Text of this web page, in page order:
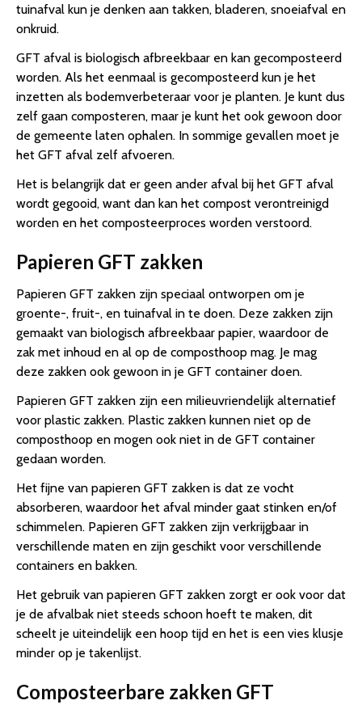
tuinafval kun je denken aan takken, bladeren, snoeiafval en
onkruid.
GFT afval is biologisch afbreekbaar en kan gecomposteerd
worden. Als het eenmaal is gecomposteerd kun je het
inzetten als bodemverbeteraar voor je planten. Je kunt dus
zelf gaan composteren, maar je kunt het ook gewoon door
de gemeente laten ophalen. In sommige gevallen moet je
het GFT afval zelf afvoeren.
Het is belangrijk dat er geen ander afval bij het GFT afval
wordt gegooid, want dan kan het compost verontreinigd
worden en het composteerproces worden verstoord.
Papieren GFT zakken
Papieren GFT zakken zijn speciaal ontworpen om je
groente-, fruit-, en tuinafval in te doen. Deze zakken zijn
gemaakt van biologisch afbreekbaar papier, waardoor de
zak met inhoud en al op de composthoop mag. Je mag
deze zakken ook gewoon in je GFT container doen.
Papieren GFT zakken zijn een milieuvriendelijk alternatief
voor plastic zakken. Plastic zakken kunnen niet op de
composthoop en mogen ook niet in de GFT container
gedaan worden.
Het fijne van papieren GFT zakken is dat ze vocht
absorberen, waardoor het afval minder gaat stinken en/of
schimmelen. Papieren GFT zakken zijn verkrijgbaar in
verschillende maten en zijn geschikt voor verschillende
containers en bakken.
Het gebruik van papieren GFT zakken zorgt er ook voor dat
je de afvalbak niet steeds schoon hoeft te maken, dit
scheelt je uiteindelijk een hoop tijd en het is een vies klusje
minder op je takenlijst.
Composteerbare zakken GFT